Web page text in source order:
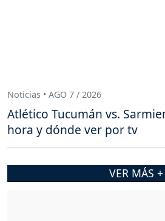
Noticias • AGO 7 / 2026
Atlético Tucumán vs.
hora y dónde ver por tv
VER MÁS +